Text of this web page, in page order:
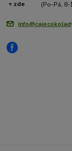
(Po-Pá, 8-